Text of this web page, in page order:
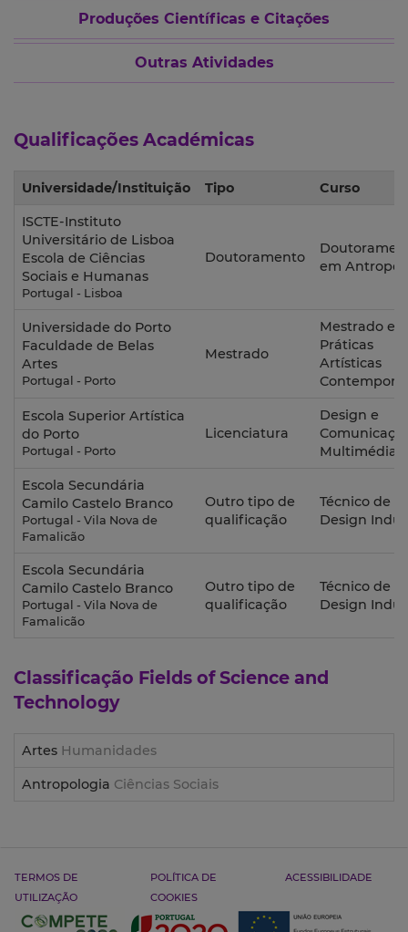
Produções Científicas e Citações
Outras Atividades
Qualificações Académicas
Universidade/Instituição Tipo Curso
ISCTE-Instituto
Universitário de Lisboa
Escola de Ciências
Sociais e Humanas
Portugal - Lisboa
Doutoramento
em
Universidade do Porto
Faculdade de Belas
Artes
Portugal - Porto
Mestrado
Mestrado em
Práticas
Artísticas
Escola Superior Artística
do Porto
Portugal - Porto
Licenciatura
Design e
Multimédia
Escola Secundária
Camilo Castelo Branco
Portugal - Vila Nova de
Famalicão
Outro tipo de
qualificação
Técnico de
Design
Escola Secundária
Camilo Castelo Branco
Portugal - Vila Nova de
Famalicão
Outro tipo de
qualificação
Técnico de
Design
Classificação Fields of Science and
Technology
Artes Humanidades
Antropologia Ciências Sociais
TERMOS DE
UTILIZAÇÃO
POLÍTICA DE
COOKIES
ACESSIBILIDADE